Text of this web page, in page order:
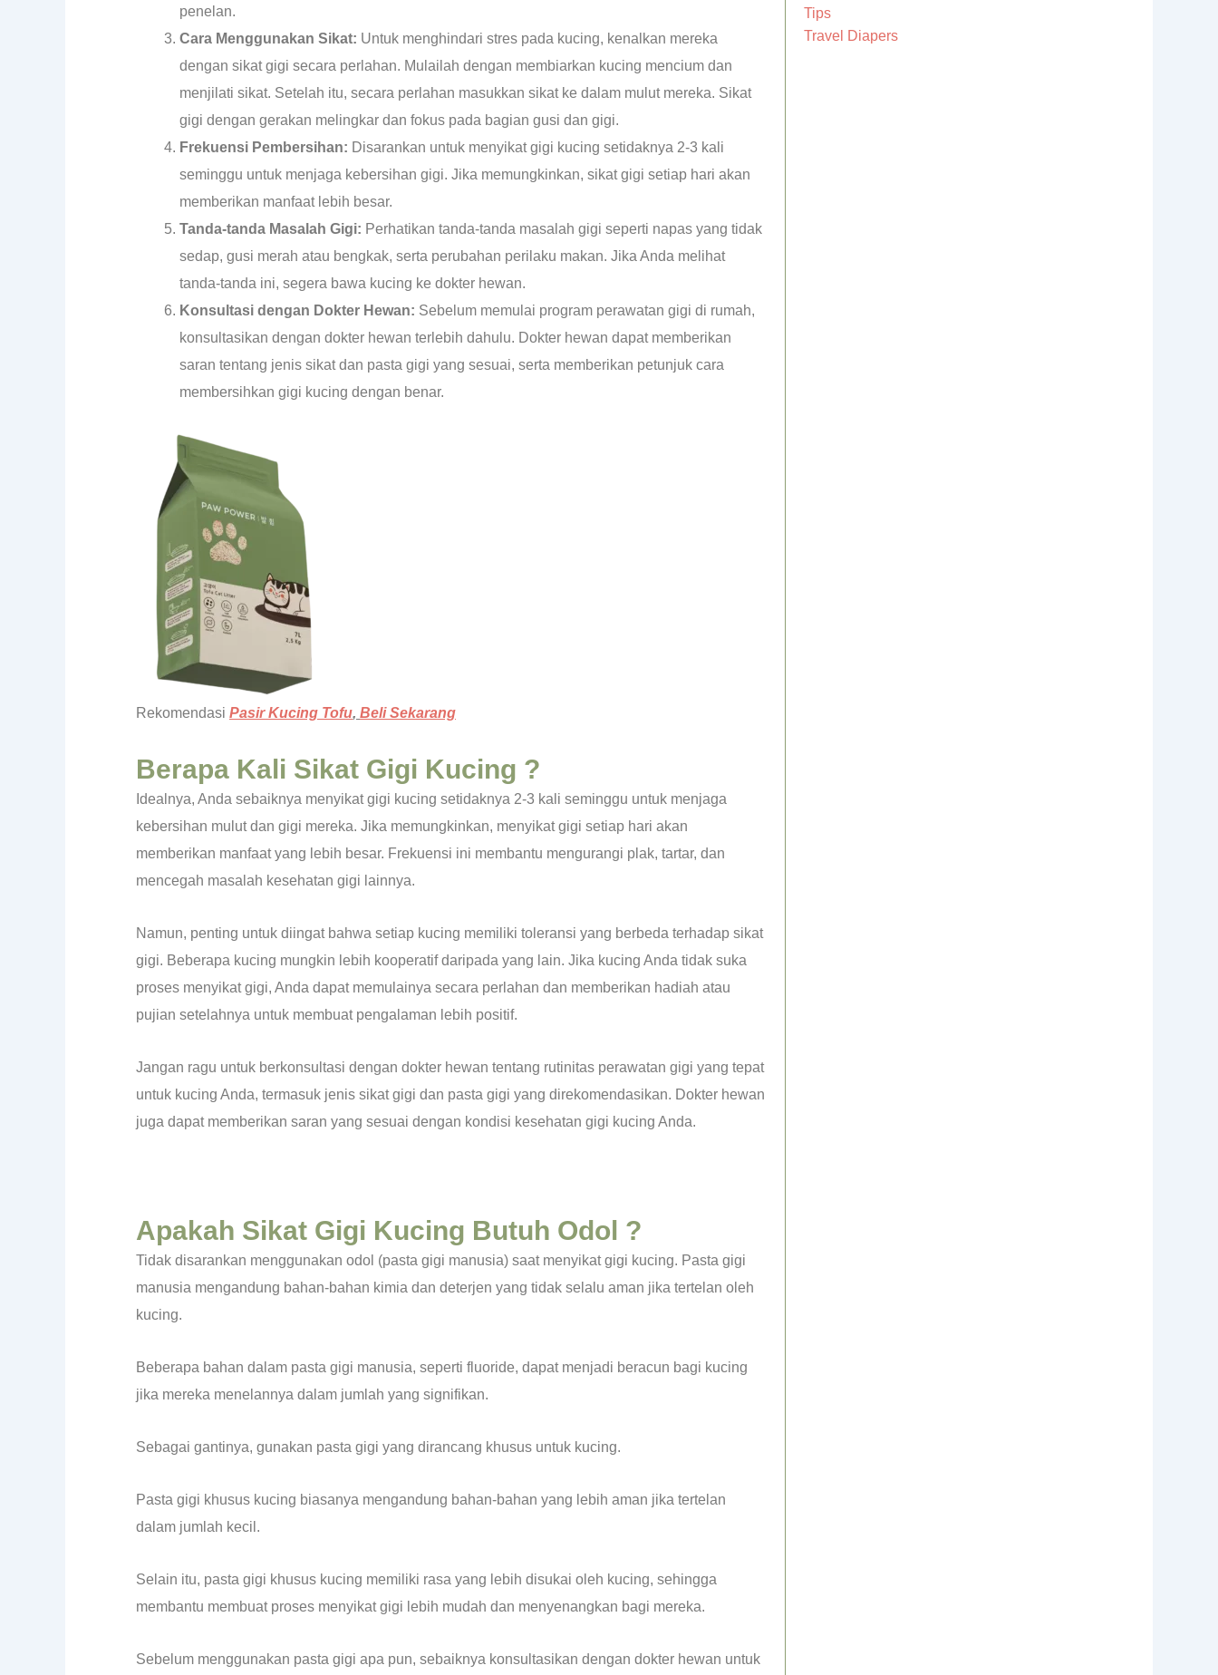
penelan.
Cara Menggunakan Sikat: Untuk menghindari stres pada kucing, kenalkan mereka
dengan sikat gigi secara perlahan. Mulailah dengan membiarkan kucing mencium dan
menjilati sikat. Setelah itu, secara perlahan masukkan sikat ke dalam mulut mereka. Sikat
gigi dengan gerakan melingkar dan fokus pada bagian gusi dan gigi.
Frekuensi Pembersihan: Disarankan untuk menyikat gigi kucing setidaknya 2-3 kali
seminggu untuk menjaga kebersihan gigi. Jika memungkinkan, sikat gigi setiap hari akan
memberikan manfaat lebih besar.
Tanda-tanda Masalah Gigi: Perhatikan tanda-tanda masalah gigi seperti napas yang tidak
sedap, gusi merah atau bengkak, serta perubahan perilaku makan. Jika Anda melihat
tanda-tanda ini, segera bawa kucing ke dokter hewan.
Konsultasi dengan Dokter Hewan: Sebelum memulai program perawatan gigi di rumah,
konsultasikan dengan dokter hewan terlebih dahulu. Dokter hewan dapat memberikan
saran tentang jenis sikat dan pasta gigi yang sesuai, serta memberikan petunjuk cara
membersihkan gigi kucing dengan benar.
Rekomendasi Pasir Kucing Tofu, Beli Sekarang
Berapa Kali Sikat Gigi Kucing ?
Idealnya, Anda sebaiknya menyikat gigi kucing setidaknya 2-3 kali seminggu untuk menjaga
kebersihan mulut dan gigi mereka. Jika memungkinkan, menyikat gigi setiap hari akan
memberikan manfaat yang lebih besar. Frekuensi ini membantu mengurangi plak, tartar, dan
mencegah masalah kesehatan gigi lainnya.
Namun, penting untuk diingat bahwa setiap kucing memiliki toleransi yang berbeda terhadap sikat
gigi. Beberapa kucing mungkin lebih kooperatif daripada yang lain. Jika kucing Anda tidak suka
proses menyikat gigi, Anda dapat memulainya secara perlahan dan memberikan hadiah atau
pujian setelahnya untuk membuat pengalaman lebih positif.
Jangan ragu untuk berkonsultasi dengan dokter hewan tentang rutinitas perawatan gigi yang tepat
untuk kucing Anda, termasuk jenis sikat gigi dan pasta gigi yang direkomendasikan. Dokter hewan
juga dapat memberikan saran yang sesuai dengan kondisi kesehatan gigi kucing Anda.
Apakah Sikat Gigi Kucing Butuh Odol ?
Tidak disarankan menggunakan odol (pasta gigi manusia) saat menyikat gigi kucing. Pasta gigi
manusia mengandung bahan-bahan kimia dan deterjen yang tidak selalu aman jika tertelan oleh
kucing.
Beberapa bahan dalam pasta gigi manusia, seperti fluoride, dapat menjadi beracun bagi kucing
jika mereka menelannya dalam jumlah yang signifikan.
Sebagai gantinya, gunakan pasta gigi yang dirancang khusus untuk kucing.
Pasta gigi khusus kucing biasanya mengandung bahan-bahan yang lebih aman jika tertelan
dalam jumlah kecil.
Selain itu, pasta gigi khusus kucing memiliki rasa yang lebih disukai oleh kucing, sehingga
membantu membuat proses menyikat gigi lebih mudah dan menyenangkan bagi mereka.
Sebelum menggunakan pasta gigi apa pun, sebaiknya konsultasikan dengan dokter hewan untuk
Tips
Travel Diapers